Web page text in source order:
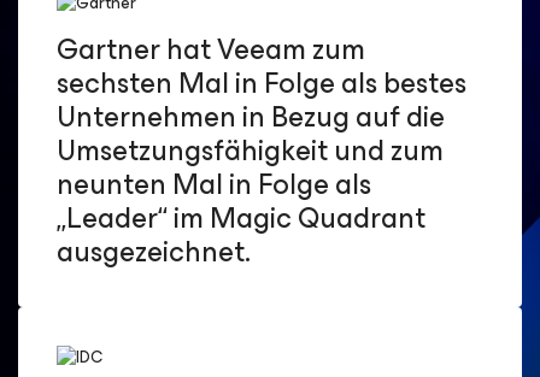
Gartner hat Veeam zum
sechsten Mal in Folge als bestes
Unternehmen in Bezug auf die
Umsetzungsfähigkeit und zum
neunten Mal in Folge als
„Leader“ im Magic Quadrant
ausgezeichnet.